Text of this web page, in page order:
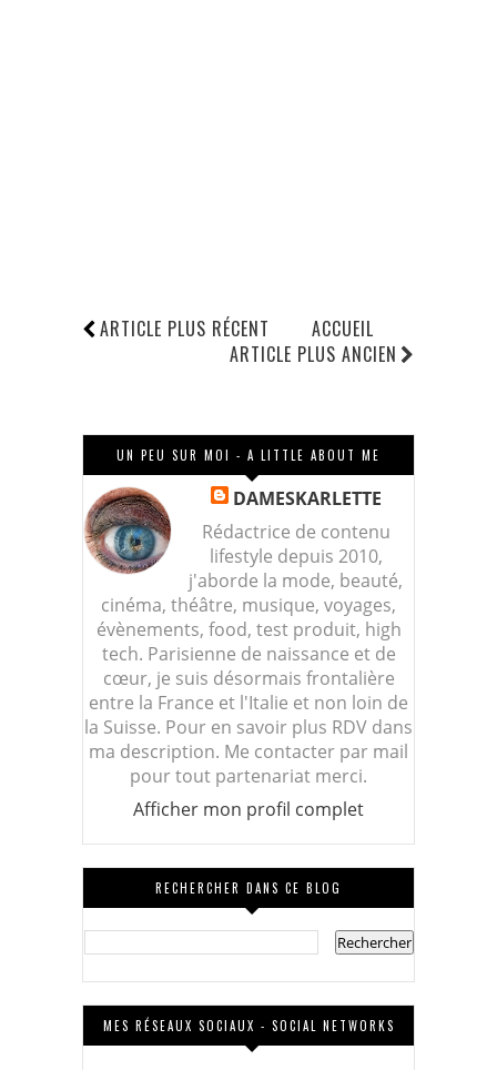
ARTICLE PLUS RÉCENT
ARTICLE PLUS ANCIEN
ACCUEIL
UN PEU SUR MOI - A LITTLE ABOUT ME
DAMESKARLETTE
Rédactrice de contenu
lifestyle depuis 2010,
j'aborde la mode, beauté,
cinéma, théâtre, musique, voyages,
évènements, food, test produit, high
tech. Parisienne de naissance et de
cœur, je suis désormais frontalière
entre la France et l'Italie et non loin de
la Suisse. Pour en savoir plus RDV dans
ma description. Me contacter par mail
pour tout partenariat merci.
Afficher mon profil complet
RECHERCHER DANS CE BLOG
MES RÉSEAUX SOCIAUX - SOCIAL NETWORKS